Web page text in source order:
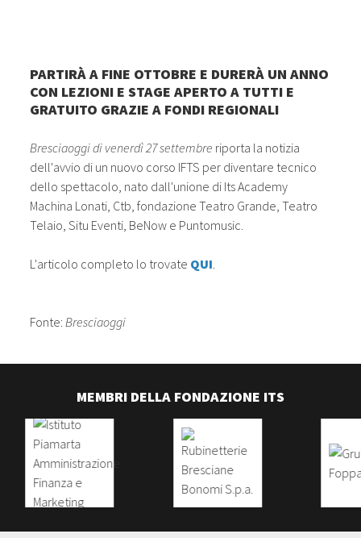
PARTIRÀ A FINE OTTOBRE E DURERÀ UN ANNO
CON LEZIONI E STAGE APERTO A TUTTI E
GRATUITO GRAZIE A FONDI REGIONALI
Bresciaoggi di venerdì 27 settembre riporta la notizia
dell'avvio di un nuovo corso IFTS per diventare tecnico
dello spettacolo, nato dall'unione di Its Academy
Machina Lonati, Ctb, fondazione Teatro Grande, Teatro
Telaio, Situ Eventi, BeNow e Puntomusic.
L'articolo completo lo trovate QUI.
Fonte:Bresciaoggi
MEMBRI DELLA FONDAZIONE ITS